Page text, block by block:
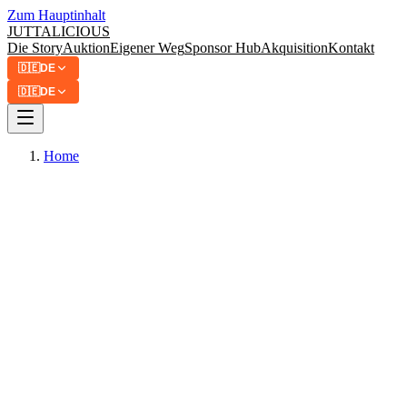
Zum Hauptinhalt
JUTTALICIOUS
Die StoryAuktionEigener WegSponsor HubAkquisitionKontakt
🇩🇪DE
🇩🇪DE
Home